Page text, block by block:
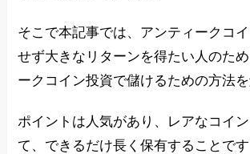
そこで本記事では、アンティークコ
せず大きなリターンを得たい人のた
ークコイン投資で儲けるための方法を
ポイントは人気があり、レアなコイ
て、できるだけ長く保有することです